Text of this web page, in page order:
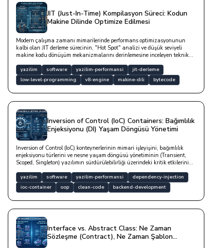
JIT (Just-In-Time) Kompilasyon Süreci: Kodun
Makine Dilinde Optimize Edilmesi
Modern çalışma zamanı mimarilerinde performans optimizasyonunun
kalbi olan JIT derleme sürecinin, "Hot Spot" analizi ve düşük seviyeli
makine kodu dönüşüm mekanizmalarını derinlemesine inceleyen teknik
yazilim software yazilim-performansi
jit-derleme
low-level-programming
v8-engine makine-dili bytecode
Inversion of Control (IoC) Containers: Bağımlılık
Enjeksiyonu (DI) Yaşam Döngüsü Yönetimi
Inversion of Control (IoC) konteynerlerinin mimari işleyişini, bağımlılık
enjeksiyonu türlerini ve nesne yaşam döngüsü yönetiminin (Transient,
Scoped, Singleton) yazılımın sürdürülebilirliği üzerindeki kritik etkilerini
yazilim software yazilim-performansi
dependency-injection
ioc-container
oop clean-code backend-development
Interface vs. Abstract Class: Ne Zaman
Sözleşme (Contract), Ne Zaman Şablon